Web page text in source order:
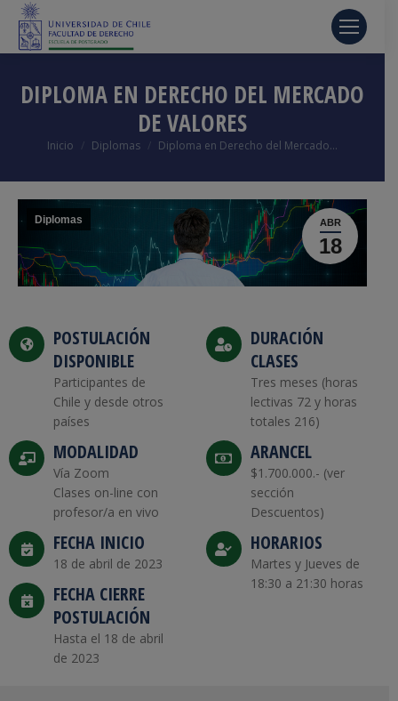
DIPLOMA EN DERECHO DEL MERCADO
DE VALORES
Estás aquí:
Inicio Diplomas Diploma en Derecho del Mercado…
ABR
18
Diplomas
POSTULACIÓN
DISPONIBLE
Participantes de
Chile y desde otros
países
MODALIDAD
Vía Zoom
Clases on-line con
profesor/a en vivo
FECHA INICIO
18 de abril de 2023
FECHA CIERRE
POSTULACIÓN
Hasta el 18 de abril
de 2023
DURACIÓN
CLASES
Tres meses (horas
lectivas 72 y horas
totales 216)
ARANCEL
$1.700.000.- (ver
sección
Descuentos)
HORARIOS
Martes y Jueves de
18:30 a 21:30 horas